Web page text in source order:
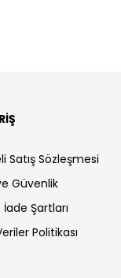
Satış Sözleşmesi
Güvenlik
Şartları
Politikası